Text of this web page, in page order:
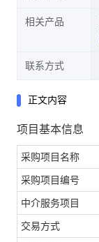
相关产品
联系方式
正文内容
项目基本信息
采购项目名称
采购项目编号
中介服务项目
交易方式